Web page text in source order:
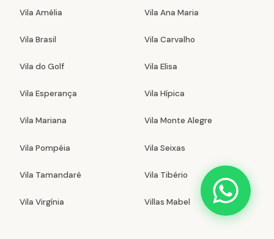
Vila Amélia Vila Ana Maria
Vila Brasil Vila Carvalho
Vila do Golf Vila Elisa
Vila Esperança Vila Hípica
Vila Mariana Vila Monte Alegre
Vila Pompéia Vila Seixas
Vila Tamandaré Vila Tibério
Vila Virgínia Villas Mabel